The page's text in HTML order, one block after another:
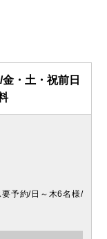
・土・祝前日
予約/日～木6名様/